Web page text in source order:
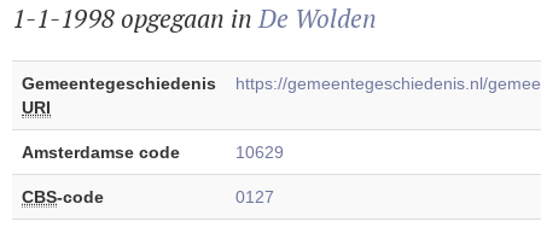
1-1-1998 opgegaan inDe Wolden
Gemeentegeschiedenis
URI
https://gemeentegeschiedenis.nl/
Amsterdamse code 10629
CBS-code 0127